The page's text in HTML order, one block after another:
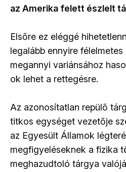
az Amerika felett észlelt
Elsőre ez eléggé
legalább ennyire
megannyi variánsához
ok lehet a rettegésre.
Az azonosítatlan repülő
titkos egységet vezetője
az Egyesült Államok
megfigyeléseknek a fizika
meghazudtoló tárgya